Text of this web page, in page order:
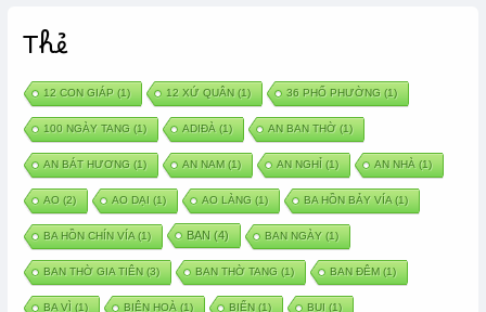
Thẻ
12 CON GIÁP (1) 12 XỨ QUÂN (1) 36 PHỐ PHƯỜNG (1)
100 NGÀY TANG (1) ADIĐÀ (1) AN BAN THỜ(1)
AN BÁT HƯƠNG (1) AN NAM(1) AN NGHỈ (1) AN NHÀ (1)
AO (2) AO DẠI (1) AO LÀNG (1) BA HỒN BẢY VÍA(1)
BA HỒN CHÍN VÍA(1) BAN (4) BAN NGÀY (1)
BAN THỜ GIA TIÊN (3) BAN THỜ TANG (1) BAN ĐÊM(1)
BA VÌ (1) BIÊN HOÀ (1) BIỂN (1) BUI (1)